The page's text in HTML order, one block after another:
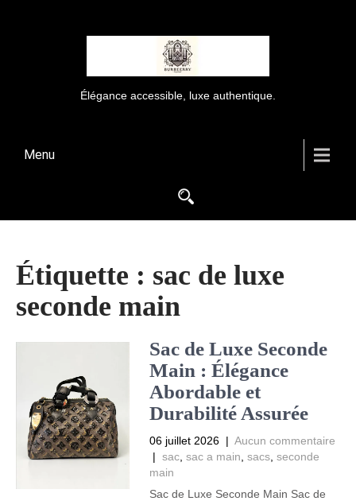
Élégance accessible, luxe authentique.
Menu
Étiquette : sac de luxe
seconde main
Sac de Luxe Seconde
Main : Élégance
Abordable et
Durabilité Assurée
06 juillet 2026 | Aucun commentaire
| sac, sac a main sacs, seconde
main
Sac de Luxe Seconde Main Sac de